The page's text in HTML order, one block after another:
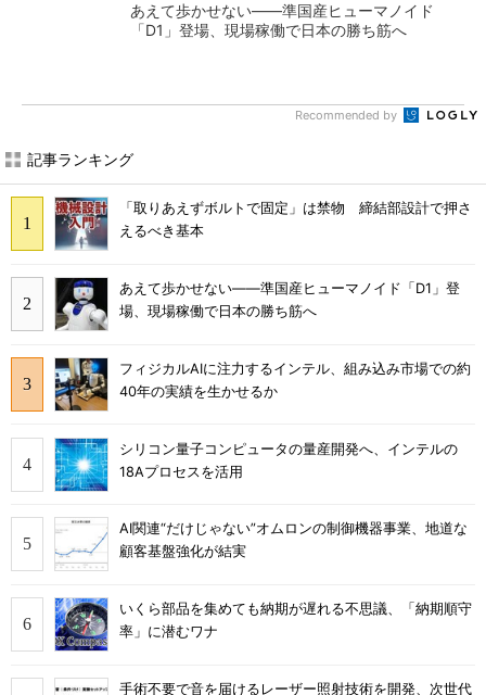
あえて歩かせない――準国産ヒューマノイド
「D1」登場、現場稼働で日本の勝ち筋へ
Recommended by
記事ランキング
「取りあえずボルトで固定」は禁物 締結部設計で押さ
えるべき基本
あえて歩かせない――準国産ヒューマノイド「D1」登
場、現場稼働で日本の勝ち筋へ
フィジカルAIに注力するインテル、組み込み市場での約
40年の実績を生かせるか
シリコン量子コンピュータの量産開発へ、インテルの
18Aプロセスを活用
AI関連“だけじゃない”オムロンの制御機器事業、地道な
顧客基盤強化が結実
いくら部品を集めても納期が遅れる不思議、「納期順守
率」に潜むワナ
手術不要で音を届けるレーザー照射技術を開発、次世代